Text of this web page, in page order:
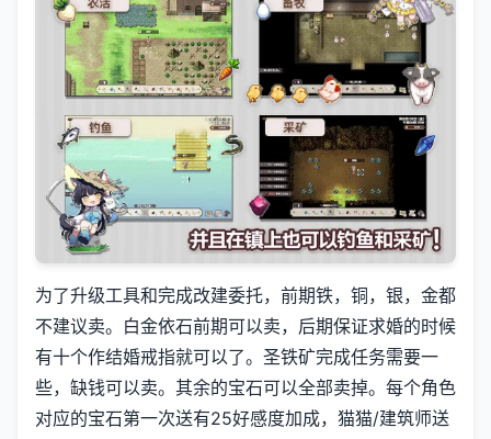
为了升级工具和完成改建委托，前期铁，铜，银，金都
不建议卖。白金依石前期可以卖，后期保证求婚的时候
有十个作结婚戒指就可以了。圣铁矿完成任务需要一
些，缺钱可以卖。其余的宝石可以全部卖掉。每个角色
对应的宝石第一次送有25好感度加成，猫猫/建筑师送